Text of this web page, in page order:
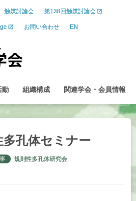
触媒討論会 第138回触媒討論会
お問い合わせ EN
動 組織構成 関連学会 ・ 会員情報
多孔体セミナー
規則性多孔体研究会